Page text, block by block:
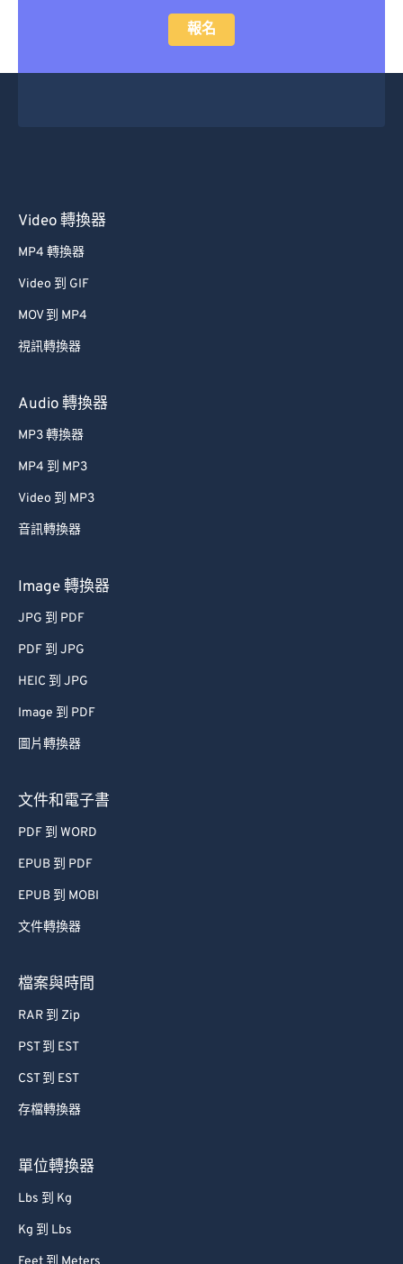
報名
Video 轉換器
MP4 轉換器
Video 到 GIF
MOV 到 MP4
視訊轉換器
Audio 轉換器
MP3 轉換器
MP4 到 MP3
Video 到 MP3
音訊轉換器
Image 轉換器
JPG 到 PDF
PDF 到 JPG
HEIC 到 JPG
Image 到 PDF
圖片轉換器
文件和電子書
PDF 到 WORD
EPUB 到 PDF
EPUB 到 MOBI
文件轉換器
檔案與時間
RAR 到 Zip
PST 到 EST
CST 到 EST
存檔轉換器
單位轉換器
Lbs 到 Kg
Kg 到 Lbs